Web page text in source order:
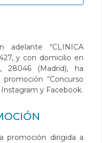
adelante “CLINICA
y con domicilio en
28046 (Madrid), ha
“Concurso
y Facebook.
promoción dirigida a